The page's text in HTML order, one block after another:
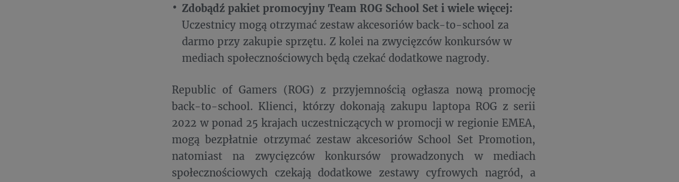
Zdobądź pakiet promocyjny Team ROG School Set i wiele więcej:
Uczestnicy mogą otrzymać zestaw akcesoriów back-to-school za
darmo przy zakupie sprzętu. Z kolei na zwycięzców konkursów w
mediach społecznościowych będą czekać dodatkowe nagrody.
Republic of Gamers (ROG) z przyjemnością ogłasza nową promocję
back-to-school. Klienci, którzy dokonają zakupu laptopa ROG z serii
2022 w ponad 25 krajach uczestniczących w promocji w regionie EMEA,
mogą bezpłatnie otrzymać zestaw akcesoriów School Set Promotion,
natomiast na zwycięzców konkursów prowadzonych w mediach
społecznościowych czekają dodatkowe zestawy cyfrowych nagród, a